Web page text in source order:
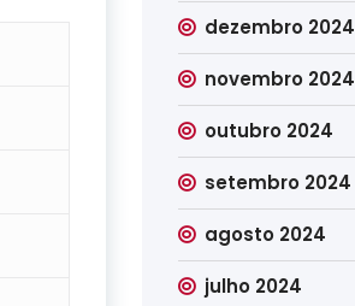
dezembro 2024
novembro 2024
outubro 2024
setembro 2024
agosto 2024
julho 2024